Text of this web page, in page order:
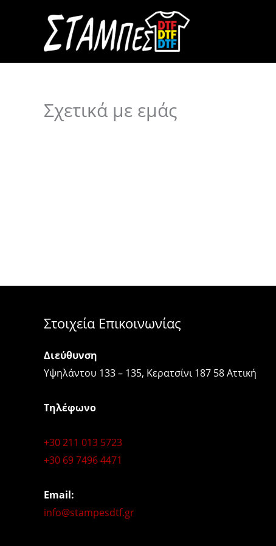
περιεχόμενο
Σχετικά με εμάς
Στοιχεία Επικοινωνίας
Διεύθυνση
Υψηλάντου 133 – 135, Κερατσίνι 187 58 Αττική
Τηλέφωνο
+30 211 013 5723
+30 69 7496 4471
Email:
info@stampesdtf.gr